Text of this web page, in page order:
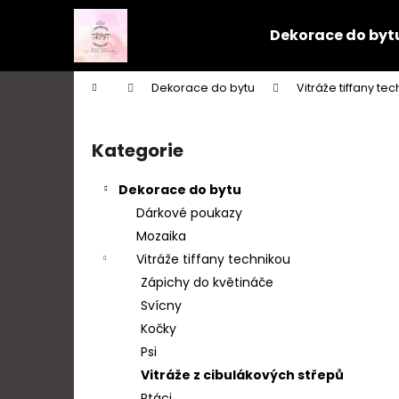
Dekorace do
Domů Dekorace do bytu Vitráže tiffany
Přeskočit
kategorie
Kategorie
Dekorace do bytu
Dárkové poukazy
Mozaika
Vitráže tiffany technikou
Zápichy do květináče
Svícny
Kočky
Psi
Vitráže z cibulákových střepů
í
Zpět
do
Zpět
do